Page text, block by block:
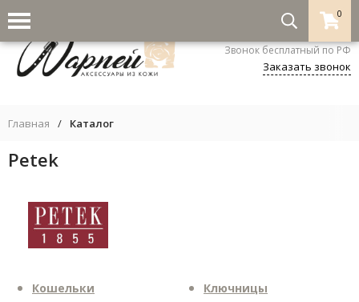
0
8-800-333-5530
Звонок бесплатный по РФ
Заказать звонок
Главная / Каталог
Petek
Кошельки
Ключницы